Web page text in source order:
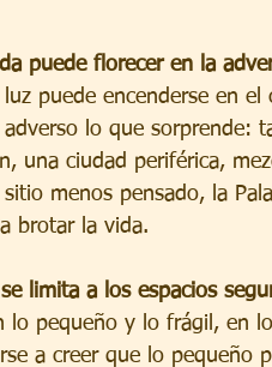
puede florecer en la
puede encenderse en
lo que sorprende:
una ciudad periférica,
menos pensado, la
brotar la vida.
limita a los espacios
lo pequeño y lo frágil, en
a creer que lo pequeño